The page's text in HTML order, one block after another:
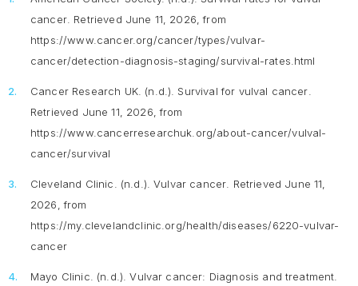
cancer. Retrieved June 11, 2026, from
https://www.cancer.org/cancer/types/vulvar-
cancer/detection-diagnosis-staging/survival-rates.html
Cancer Research UK. (n.d.). Survival for vulval cancer
Retrieved June 11, 2026, from
https://www.cancerresearchuk.org/about-cancer/vulval-
cancer/survival
Cleveland Clinic. (n.d.).Vulvar cancer . Retrieved June 11,
2026, from
https://my.clevelandclinic.org/health/diseases/6220-vulvar-
cancer
Mayo Clinic. (n.d.).Vulvar cancer: Diagnosis and treatment